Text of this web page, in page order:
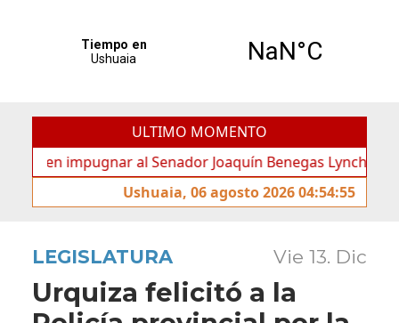
ULTIMO MOMENTO
impugnar al Senador Joaquín Benegas Lynch por
Ushuaia, 06 agosto 2026 04:54:55
LEGISLATURA Vie 13. Dic
Urquiza felicitó a la